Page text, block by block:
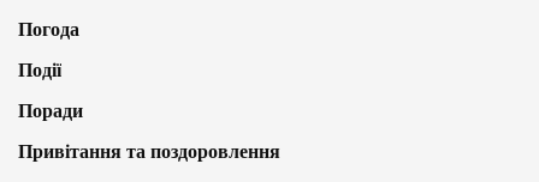
Погода
Події
Поради
Привітання та поздоровлення